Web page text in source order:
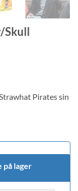
Skull
Pirates sin
på lager